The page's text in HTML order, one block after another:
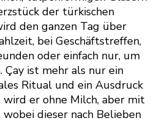
der türkischen
den ganzen Tag über
bei Geschäftstreffen,
oder einfach nur, um
Çay ist mehr als nur ein
Ritual und ein Ausdruck
er ohne Milch, aber mit
dieser nach Belieben